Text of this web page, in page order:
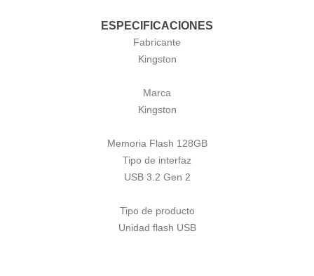
ESPECIFICACIONES
Fabricante
Kingston
Marca
Kingston
Memoria Flash 128GB
Tipo de interfaz
USB 3.2 Gen 2
Tipo de producto
Unidad flash USB